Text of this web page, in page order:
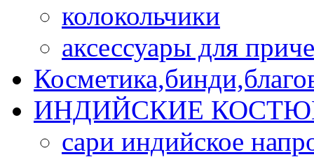
колокольчики
аксессуары для
ИНДИЙСКИЕ
сари индийское